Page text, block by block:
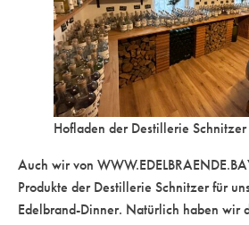
Hofladen der Destillerie Schnitzer
Auch wir von
Produkte der Destillerie Schnitzer für
Edelbrand-Dinner. Natürlich haben wir